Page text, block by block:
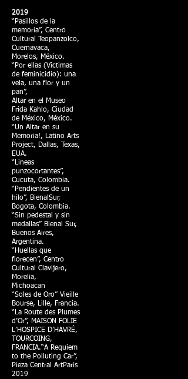
2019
“Pasillos de la
memoria”, Centro
Cultural Teopanzolco,
Cuernavaca,
Morelos, México.
“Por ellas (Victimas
de feminicidio): una
vela, una flor y un
pan”,
Altar en el Museo
Frida Kahlo, Ciudad
de México, México.
“Un Altar en su
Memoria!, Latino Arts
Project, Dallas, Texas,
EUA.
“Lineas
punzocortantes”,
Cucuta, Colombia.
“Pendientes de un
hilo”, BienalSur,
Bogota, Colombia.
“Sin pedestal y sin
medallas” Bienal Sur,
Buenos Aires,
Argentina.
“Huellas que
florecen”, Centro
Cultural Clavijero,
Morelia,
Michoacan
“Soles de Oro” Vieille
Bourse, Lille, Francia.
“La Route des Plumes
d’Or”, MAISON FOLIE
L’HOSPICE D’HAVRÉ,
TOURCOING,
FRANCIA.“A Requiem
to the Polluting Car”,
Pieza Central ArtParis
2019